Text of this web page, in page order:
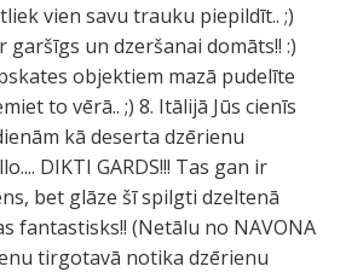
vien savu trauku piepildīt.. ;)
un dzeršanai domāts!! :)
objektiem mazā pudelīte
to vērā.. ;) 8. Itālijā Jūs cienīs
kā deserta dzērienu
DIKTI GARDS!!! Tas gan ir
bet glāze šī spilgti dzeltenā
fantastisks!! (Netālu no NAVONA
tirgotavā notika dzērienu